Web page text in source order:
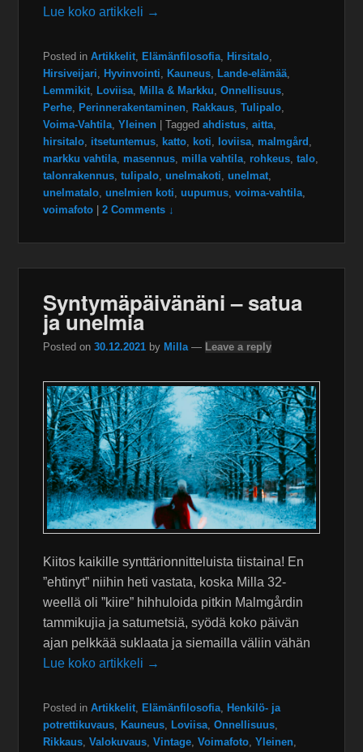
Lue koko artikkeli →
Posted in Artikkelit, Elämänfilosofia, Hirsitalo,
Hirsiveijari, Hyvinvointi, Kauneus, Lande-elämää,
Lemmikit, Loviisa, Milla & Markku,Onnellisuus,
Perhe, Perinnerakentaminen, Rakkaus,Tulipalo,
Voima-Vahtila,Yleinen |Tagged ahdistus,aitta,
hirsitalo, itsetuntemus, katto, koti, loviisa, malmgård ,
markku vahtila, masennus, milla vahtila, rohkeus,talo,
talonrakennus,tulipalo,unelmakoti,unelmat,
unelmatalo,unelmien koti,uupumus,voima-vahtila,
voimafoto
|2 Comments ↓
Syntymäpäivänäni – satua
ja unelmia
Posted on30.12.2021 by Milla — Leave a reply
Kiitos kaikille synttärionnitteluista tiistaina! En
”ehtinyt” niihin heti vastata, koska Milla 32-
weellä oli ”kiire” hihhuloida pitkin Malmgårdin
tammikujia ja satumetsiä, syödä koko päivän
ajan pelkkää suklaata ja siemailla väliin vähän
Lue koko artikkeli →
Posted in Artikkelit, Elämänfilosofia, Henkilö- ja
potrettikuvaus, Kauneus, Loviisa,Onnellisuus,
Rikkaus,Valokuvaus,Vintage,Voimafoto,Yleinen,